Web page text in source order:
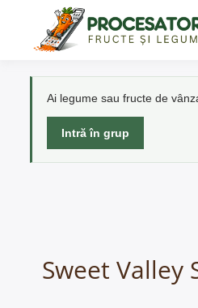
content
Ai legume sau fructe de
Intră în grup
Sweet Valley